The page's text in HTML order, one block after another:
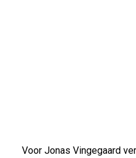
Voor Jonas Vingegaard